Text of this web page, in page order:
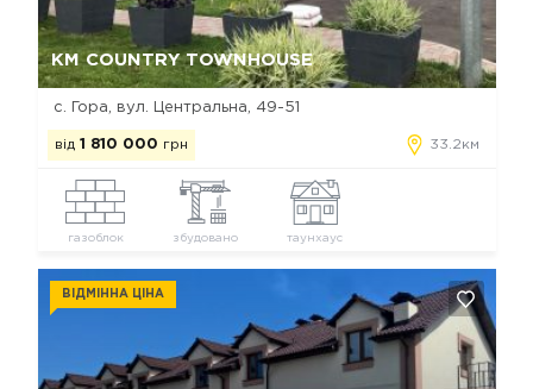
КМ COUNTRY TOWNHOUSE
с. Гора, вул. Центральна, 49-51
від 1 810 000 грн 33.2км
газоблок збудовано таунхаус
Так, видалити Відміна
ВІДМІННА ЦІНА